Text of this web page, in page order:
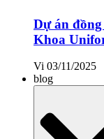
Dự án
Khoa
Vi 03/11/2025
blog